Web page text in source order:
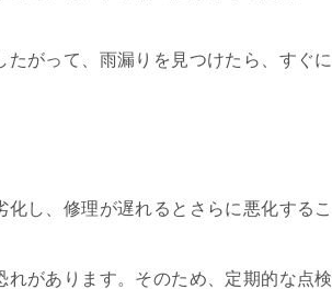
がって、雨漏りを見つけたら、すぐに
し、修理が遅れるとさらに悪化するこ
があります。そのため、定期的な点検